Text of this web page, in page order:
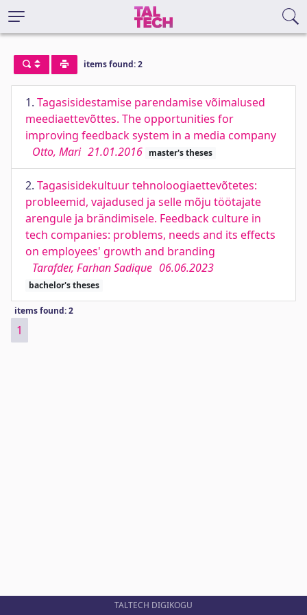
items found: 2
1. Tagasisidestamise parendamise võimalused
meediaettevõttes. The opportunities for
improving feedback system in a media company
Otto, Mari 21.01.2016 master's theses
2. Tagasisidekultuur tehnoloogiaettevõtetes:
probleemid, vajadused ja selle mõju töötajate
arengule ja brändimisele. Feedback culture in
tech companies: problems, needs and its effects
on employees' growth and branding
Tarafder, Farhan Sadique 06.06.2023
bachelor's theses
items found: 2
1
TALTECH DIGIKOGU